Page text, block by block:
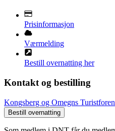
Prisinformasjon
Værmelding
Bestill overnatting her
Kontakt og bestilling
Kongsberg og Omegns
Bestill overnatting